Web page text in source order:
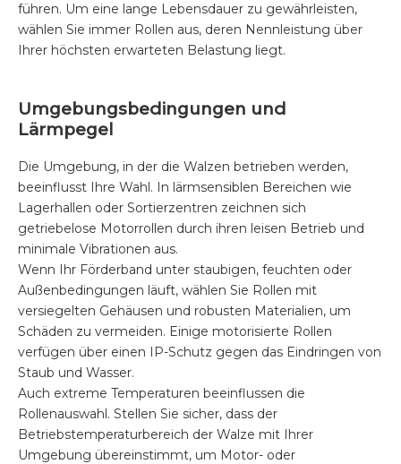
führen. Um eine lange Lebensdauer zu gewährleisten,
wählen Sie immer Rollen aus, deren Nennleistung über
Ihrer höchsten erwarteten Belastung liegt.
Umgebungsbedingungen und
Lärmpegel
Die Umgebung, in der die Walzen betrieben werden,
beeinflusst Ihre Wahl. In lärmsensiblen Bereichen wie
Lagerhallen oder Sortierzentren zeichnen sich
getriebelose Motorrollen durch ihren leisen Betrieb und
minimale Vibrationen aus.
Wenn Ihr Förderband unter staubigen, feuchten oder
Außenbedingungen läuft, wählen Sie Rollen mit
versiegelten Gehäusen und robusten Materialien, um
Schäden zu vermeiden. Einige motorisierte Rollen
verfügen über einen IP-Schutz gegen das Eindringen von
Staub und Wasser.
Auch extreme Temperaturen beeinflussen die
Rollenauswahl. Stellen Sie sicher, dass der
Betriebstemperaturbereich der Walze mit Ihrer
Umgebung übereinstimmt, um Motor- oder